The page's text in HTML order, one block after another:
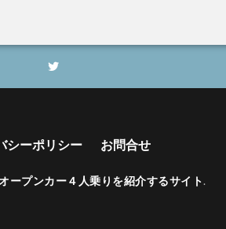
シーポリシー お問合せ
ープンカー４人乗りを紹介するサイト.